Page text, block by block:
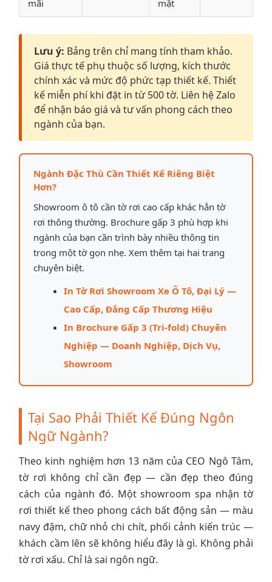
mãi mặt
Lưu ý: Bảng trên chỉ mang tính tham khảo.
Giá thực tế phụ thuộc số lượng, kích thước
chính xác và mức độ phức tạp thiết kế. Thiết
kế miễn phí khi đặt in từ 500 tờ. Liên hệ Zalo
để nhận báo giá và tư vấn phong cách theo
ngành của bạn.
Ngành Đặc Thù Cần Thiết Kế Riêng Biệt
Hơn?
Showroom ô tô cần tờ rơi cao cấp khác hẳn tờ
rơi thông thường. Brochure gấp 3 phù hợp khi
ngành của bạn cần trình bày nhiều thông tin
trong một tờ gọn nhẹ. Xem thêm tại hai trang
chuyên biệt.
In Tờ Rơi Showroom Xe Ô Tô, Đại Lý —
Cao Cấp, Đẳng Cấp Thương Hiệu
In Brochure Gấp 3 (Tri-fold) Chuyên
Nghiệp — Doanh Nghiệp, Dịch Vụ,
Showroom
Tại Sao Phải Thiết Kế Đúng Ngôn
Ngữ Ngành?
Theo kinh nghiệm hơn 13 năm của CEO Ngô Tâm,
tờ rơi không chỉ cần đẹp — cần đẹp theo đúng
cách của ngành đó. Một showroom spa nhận tờ
rơi thiết kế theo phong cách bất động sản — màu
navy đậm, chữ nhỏ chi chít, phối cảnh kiến trúc —
khách cầm lên sẽ không hiểu đây là gì. Không phải
tờ rơi xấu. Chỉ là sai ngôn ngữ.